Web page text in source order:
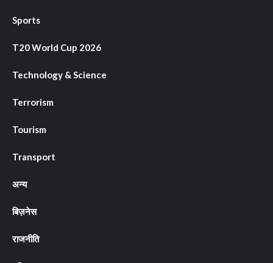
Sports
T20 World Cup 2026
Technology & Science
Terrorism
Tourism
Transport
अन्य
बिज़नेस
राजनीति